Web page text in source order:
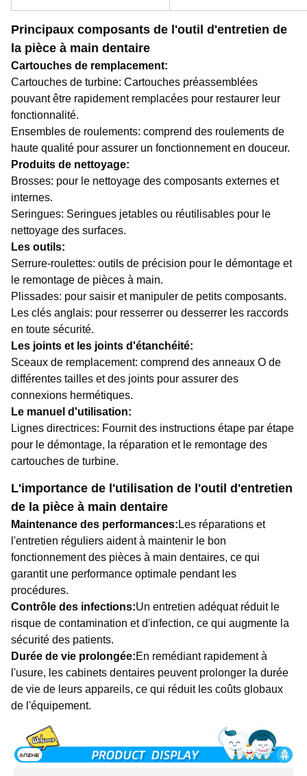
Principaux composants de l'outil d'entretien de
la pièce à main dentaire
Cartouches de remplacement:
Cartouches de turbine: Cartouches préassemblées
pouvant être rapidement remplacées pour restaurer leur
fonctionnalité.
Ensembles de roulements: comprend des roulements de
haute qualité pour assurer un fonctionnement en douceur.
Produits de nettoyage:
Brosses: pour le nettoyage des composants externes et
internes.
Seringues: Seringues jetables ou réutilisables pour le
nettoyage des surfaces.
Les outils:
Serrure-roulettes: outils de précision pour le démontage et
le remontage de pièces à main.
Plissades: pour saisir et manipuler de petits composants.
Les clés anglais: pour resserrer ou desserrer les raccords
en toute sécurité.
Les joints et les joints d'étanchéité:
Sceaux de remplacement: comprend des anneaux O de
différentes tailles et des joints pour assurer des
connexions hermétiques.
Le manuel d'utilisation:
Lignes directrices: Fournit des instructions étape par étape
pour le démontage, la réparation et le remontage des
cartouches de turbine.
L'importance de l'utilisation de l'outil d'entretien
de la pièce à main dentaire
Maintenance des performances: Les réparations et
l'entretien réguliers aident à maintenir le bon
fonctionnement des pièces à main dentaires, ce qui
garantit une performance optimale pendant les
procédures.
Contrôle des infections:Un entretien adéquat réduit le
risque de contamination et d'infection, ce qui augmente la
sécurité des patients.
Durée de vie prolongée:En remédiant rapidement à
l'usure, les cabinets dentaires peuvent prolonger la durée
de vie de leurs appareils, ce qui réduit les coûts globaux
de l'équipement.